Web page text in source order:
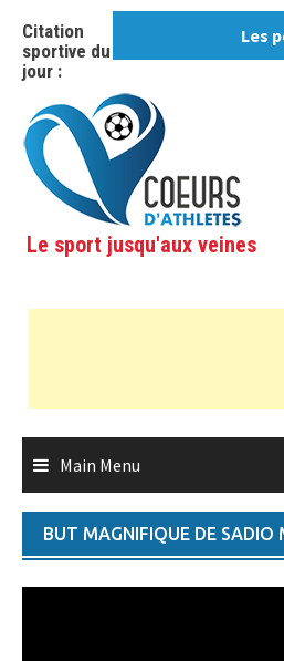
content
Citation
sportive du
jour :
Les
Le sport jusqu'aux veines
Main Menu
BUT MAGNIFIQUE DE SADIO